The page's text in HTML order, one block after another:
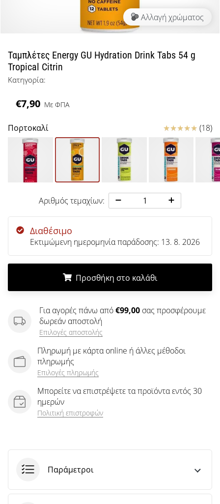
μπάσκετ
όπως
εμείς;
Έλα
μας
πρεσβευτής
της
μάρκας
μας.
Εμφάνιση
άρθρων
Αλλαγή χρώματος
Ταμπλέτες Energy GU Hydration Drink Tabs 54 g
Tropical Citrin
Κατηγορία:
€7,90 Με ΦΠΑ
Πορτοκαλί Κριτικές (18)
Αριθμός τεμαχίων:
Διαθέσιμο
Εκτιμώμενη ημερομηνία παράδοσης: 13. 8. 2026
Προσθήκη στο καλάθι
Για αγορές πάνω από€99,00 σας προσφέρουμε
δωρεάν αποστολή
Επιλογές αποστολής
Πληρωμή με κάρτα online ή άλλες μέθοδοι
πληρωμής
Επιλογές πληρωμής
Μπορείτε να επιστρέψετε τα προϊόντα εντός 30
ημερών
Πολιτική επιστροφών
Παράμετροι